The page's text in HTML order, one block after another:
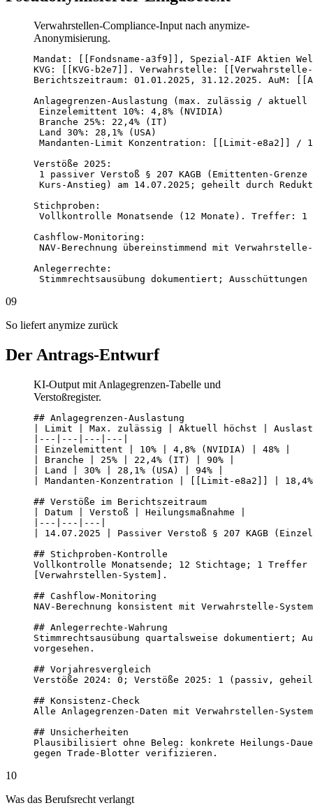
Verwahrstellen-Compliance-Input nach anymize-
Anonymisierung.
Mandat: [[Fondsname-a3f9]], Spezial-AIF Aktien
KVG: [[KVG-b2e7]]. Verwahrstelle:
Berichtszeitraum: 01.01.2025, 31.12.2025. AuM:
Anlagegrenzen-Auslastung (max. zulässig / aktuell
Einzelemittent 10%: 4,8% (NVIDIA)
Branche 25%: 22,4% (IT)
Land 30%: 28,1% (USA)
Mandanten-Limit Konzentration: [[Limit-e8a2]] /
Verstöße 2025:
1 passiver Verstoß § 207 KAGB (Emittenten-
Kurs-Anstieg) am 14.07.2025; geheilt durch
Stichproben:
Vollkontrolle Monatsende (12 Monate). Treffer:
Cashflow-Monitoring:
NAV-Berechnung übereinstimmend mit
Anlegerrechte:
Stimmrechtsausübung dokumentiert;
09
So liefert anymize zurück
Der Antrags-Entwurf
KI-Output mit Anlagegrenzen-Tabelle und
Verstoßregister.
## Anlagegrenzen-Auslastung
| Limit | Max. zulässig | Aktuell höchst |
|---|---|---|---|
| Einzelemittent | 10% | 4,8% (NVIDIA) | 48% |
| Branche | 25% | 22,4% (IT) | 90% |
| Land | 30% | 28,1% (USA) | 94% |
| Mandanten-Konzentration | [[Limit-e8a2]] |
## Verstöße im Berichtszeitraum
| Datum | Verstoß | Heilungsmaßnahme |
|---|---|---|
| 14.07.2025 | Passiver Verstoß § 207 KAGB
## Stichproben-Kontrolle
Vollkontrolle Monatsende; 12 Stichtage; 1
[Verwahrstellen-System].
## Cashflow-Monitoring
NAV-Berechnung konsistent mit Verwahrstelle-
## Anlegerrechte-Wahrung
Stimmrechtsausübung quartalsweise dokumentiert;
vorgesehen.
## Vorjahresvergleich
Verstöße 2024: 0; Verstöße 2025: 1 (passiv,
## Konsistenz-Check
Alle Anlagegrenzen-Daten mit Verwahrstellen-
## Unsicherheiten
Plausibilisiert ohne Beleg: konkrete Heilungs-
gegen Trade-Blotter verifizieren.
10
Was das Berufsrecht verlangt